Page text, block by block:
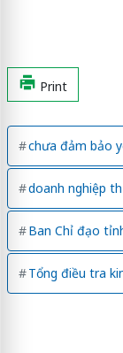
Print
chưa đảm bảo
doanh nghiệp
Ban Chỉ đạo
Tổng điều tra